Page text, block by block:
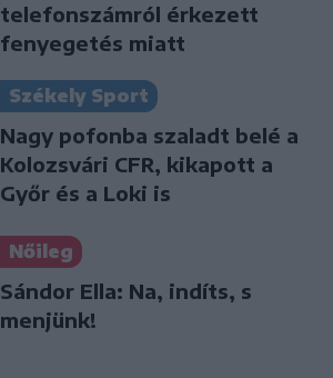
telefonszámról érkezett
fenyegetés miatt
Székely Sport
Nagy pofonba szaladt belé a
Kolozsvári CFR, kikapott a
Győr és a Loki is
Nőileg
Sándor Ella: Na, indíts, s
menjünk!